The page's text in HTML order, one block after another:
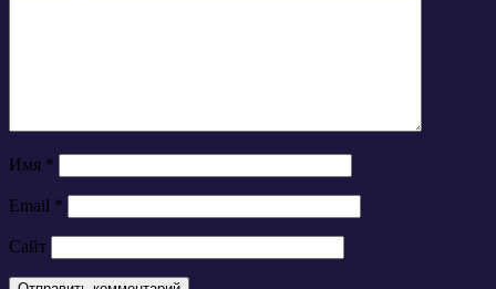
Имя *
Email *
Сайт